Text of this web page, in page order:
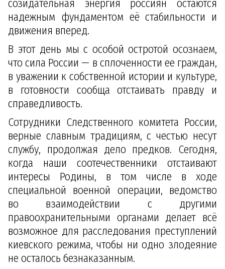
созидательная энергия россиян остаются
надежным фундаментом её стабильности и
движения вперед.
В этот день мы с особой остротой осознаем,
что сила России — в сплоченности ее граждан,
в уважении к собственной истории и культуре,
в готовности сообща отстаивать правду и
справедливость.
Сотрудники Следственного комитета России,
верные славным традициям, с честью несут
службу, продолжая дело предков. Сегодня,
когда наши соотечественники отстаивают
интересы Родины, в том числе в ходе
специальной военной операции, ведомство
во взаимодействии с другими
правоохранительными органами делает всё
возможное для расследования преступлений
киевского режима, чтобы ни одно злодеяние
не осталось безнаказанным.